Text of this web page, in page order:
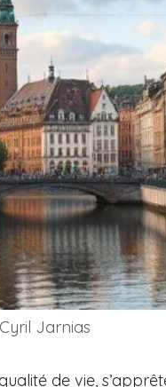
Jarnias
de vie,